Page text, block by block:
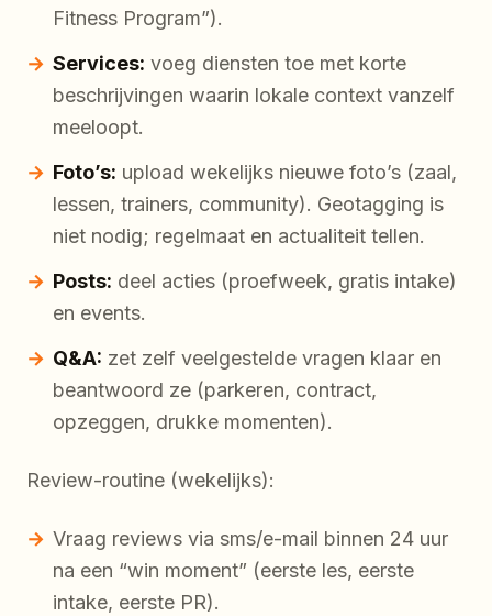
Fitness Program”).
Services: voeg diensten toe met korte
beschrijvingen waarin lokale context vanzelf
meeloopt.
Foto’s: upload wekelijks nieuwe foto’s (zaal,
lessen, trainers, community). Geotagging is
niet nodig; regelmaat en actualiteit tellen.
Posts: deel acties (proefweek, gratis intake)
en events.
Q&A: zet zelf veelgestelde vragen klaar en
beantwoord ze (parkeren, contract,
opzeggen, drukke momenten).
Review-routine (wekelijks):
Vraag reviews via sms/e-mail binnen 24 uur
na een “win moment” (eerste les, eerste
intake, eerste PR).